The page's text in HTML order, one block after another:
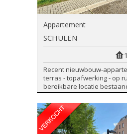
Appartement
SCHULEN
Recent nieuwbouw-
terras - topafwerking - op
bereikbare locatie